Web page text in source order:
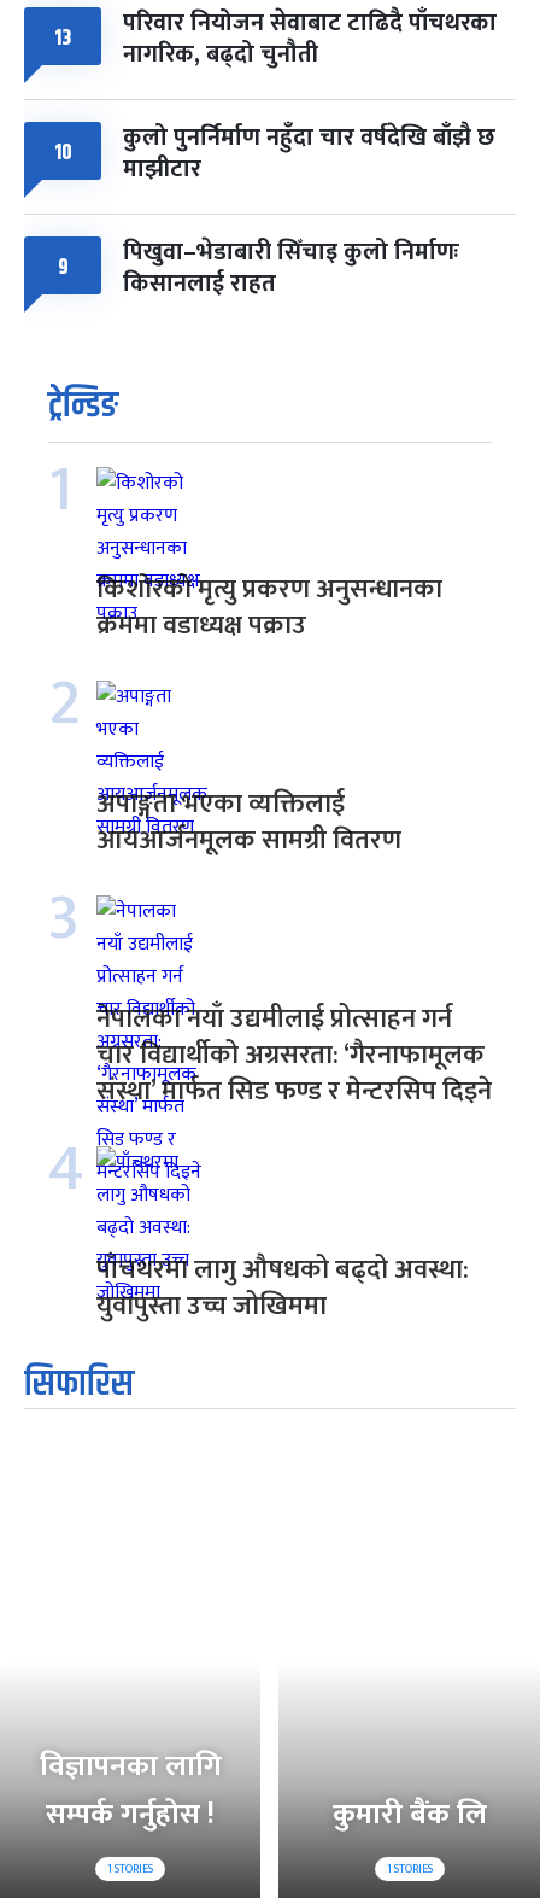
13 परिवार नियोजन सेवाबाट टाढिदै पाँचथरका
नागरिक, बढ्दो चुनौती
10 कुलो पुनर्निर्माण नहुँदा चार वर्षदेखि बाँझै छ
माझीटार
9 पिखुवा–भेडाबारी सिँचाइ कुलो निर्माणः
किसानलाई राहत
ट्रेन्डिङ
1
किशोरको मृत्यु प्रकरण अनुसन्धानका
क्रममा वडाध्यक्ष पक्राउ
2
अपाङ्गता भएका व्यक्तिलाई
आयआर्जनमूलक सामग्री वितरण
3
नेपालका नयाँ उद्यमीलाई प्रोत्साहन गर्न
चार विद्यार्थीको अग्रसरता: ‘गैरनाफामूलक
संस्था’ मार्फत सिड फण्ड र मेन्टरसिप दिइने
4
पाँचथरमा लागु औषधको बढ्दो अवस्था:
युवापुस्ता उच्च जोखिममा
सिफारिस
विज्ञापनका लागि
सम्पर्क गर्नुहोस !
1STORIES
कुमारी बैंक लि
1STORIES